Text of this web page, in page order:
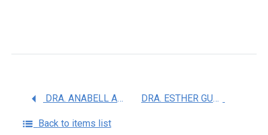
DRA. ANABELL ALVARADO NAVARRO DRA. ESTHER GUADALUPE CORONA SANCHEZ
Back to items list